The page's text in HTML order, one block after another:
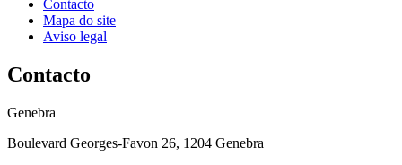
Contacto
Mapa do site
Aviso legal
Contacto
Genebra
Boulevard Georges-Favon 26, 1204 Genebra